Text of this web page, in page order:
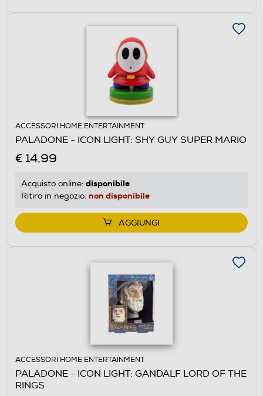
ACCESSORI HOME ENTERTAINMENT
PALADONE - ICON LIGHT: SHY GUY SUPER MARIO
€ 14,99
Acquisto online: disponibile
Ritiro in negozio: non disponibile
AGGIUNGI
ACCESSORI HOME ENTERTAINMENT
PALADONE - ICON LIGHT: GANDALF LORD OF THE
RINGS